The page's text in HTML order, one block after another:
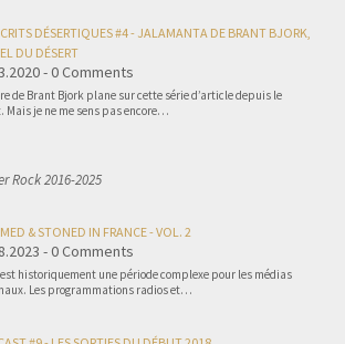
DÉSERTIQUES #4 - JALAMANTA DE BRANT BJORK,
DU DÉSERT
- 0 Comments
de Brant Bjork plane sur cette série d’article depuis le
Mais je ne me sens pas encore…
Rock 2016-2025
& STONED IN FRANCE - VOL. 2
- 0 Comments
est historiquement une période complexe pour les médias
Les programmations radios et…